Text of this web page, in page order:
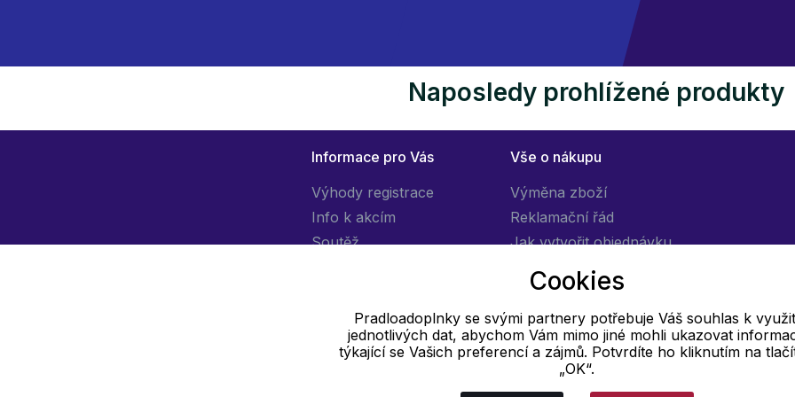
Naposledy prohlížené produkty
Informace pro Vás
Výhody registrace
Info k akcím
Soutěž
Vše o nákupu
Výměna zboží
Reklamační řád
Jak vytvořit objednávku
Obchodní podmínky
Doprava
E-mail
info@pradloadoplnky.cz
Cookies
Pradloadoplnky se svými partnery potřebuje Váš souhlas k
jednotlivých dat, abychom Vám mimo jiné mohli ukazovat
týkající se Vašich preferencí a zájmů. Potvrdíte ho kliknutím na
„OK“.